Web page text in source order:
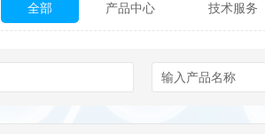
Echelon Biosciences Verichem
化学及生物化学试剂 材料学试剂
全部 产品中心 技术服务